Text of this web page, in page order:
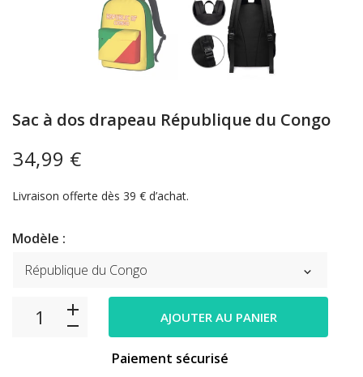
34,99 €
Sac à dos drapeau République du Congo
Livraison offerte dès 39 € d’achat.
Modèle :
AJOUTER AU PANIER
Paiement sécurisé